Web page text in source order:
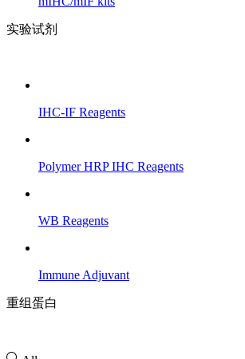
实验试剂
IHC-IF Reagents
Polymer HRP IHC Reagents
WB Reagents
Immune Adjuvant
重组蛋白